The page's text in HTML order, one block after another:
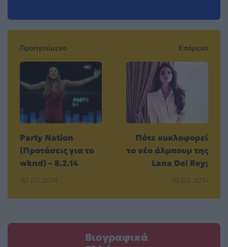
Προηγούμενο
Party Nation
(Προτάσεις για το
wknd) – 8.2.14
10.02.2014
Επόμενο
Πότε κυκλοφορεί
το νέο άλμπουμ της
Lana Del Rey;
10.02.2014
Βιογραφικά